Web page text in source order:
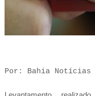
Por: Bahia Notícias